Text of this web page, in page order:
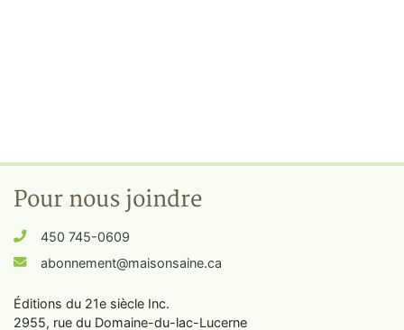
Pour nous joindre
450 745-0609
abonnement@maisonsaine.ca
Éditions du 21e siècle Inc.
2955, rue du Domaine-du-lac-Lucerne